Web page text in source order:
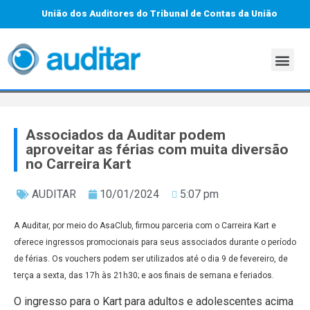
União dos Auditores do Tribunal de Contas da União
Associados da Auditar podem
aproveitar as férias com muita diversão
no Carreira Kart
AUDITAR 10/01/2024 5:07 pm
A Auditar, por meio do AsaClub, firmou parceria com o Carreira Kart e
oferece ingressos promocionais para seus associados durante o período
de férias. Os vouchers podem ser utilizados até o dia 9 de fevereiro, de
terça a sexta, das 17h às 21h30; e aos finais de semana e feriados.
O ingresso para o Kart para adultos e adolescentes acima